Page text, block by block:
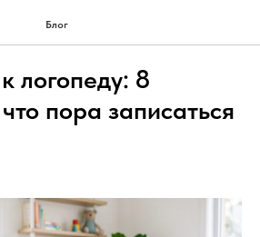
Блог
логопеду: 8
пора записаться